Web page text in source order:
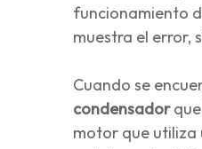
funcionamiento
muestra el error,
Cuando se
condensadorque
motor que utiliza